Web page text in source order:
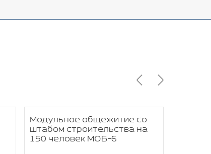
Модульное общежитие со
штабом строительства на
150 человек МОБ-6